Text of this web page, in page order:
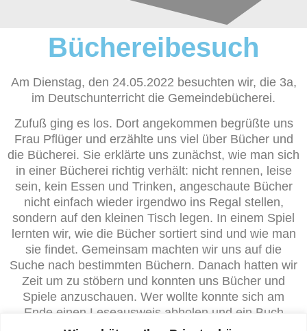
Büchereibesuch
Am Dienstag, den 24.05.2022 besuchten wir, die 3a,
im Deutschunterricht die Gemeindebücherei.
Zufuß ging es los. Dort angekommen begrüßte uns
Frau Pflüger und erzählte uns viel über Bücher und
die Bücherei. Sie erklärte uns zunächst, wie man sich
in einer Bücherei richtig verhält: nicht rennen, leise
sein, kein Essen und Trinken, angeschaute Bücher
nicht einfach wieder irgendwo ins Regal stellen,
sondern auf den kleinen Tisch legen. In einem Spiel
lernten wir, wie die Bücher sortiert sind und wie man
sie findet. Gemeinsam machten wir uns auf die
Suche nach bestimmten Büchern. Danach hatten wir
Zeit um zu stöbern und konnten uns Bücher und
Spiele anzuschauen. Wer wollte konnte sich am
Ende einen Leseausweis abholen und ein Buch
ausleihen. Viele spannende Bücher sind jetzt für eine